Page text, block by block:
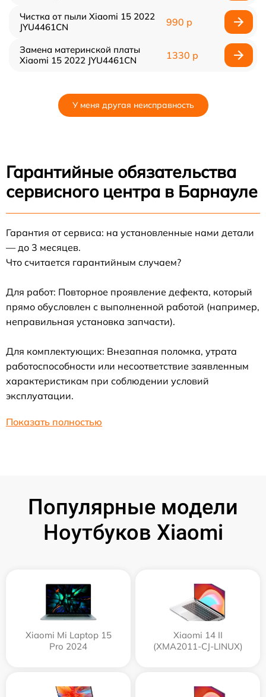
Чистка от пыли Xiaomi 15 2022
JYU4461CN
990 р
Замена материнской платы
Xiaomi 15 2022 JYU4461CN
1330 р
У меня другая неисправность
Гарантийные обязательства
сервисного центра в Барнауле
Гарантия от сервиса: на установленные нами детали
— до 3 месяцев.
Что считается гарантийным случаем?
Для работ: Повторное проявление дефекта, который
прямо обусловлен с выполненной работой (например,
неправильная установка запчасти).
Для комплектующих: Внезапная поломка, утрата
работоспособности или несоответствие заявленным
характеристикам при соблюдении условий
эксплуатации.
Показать полностью
Популярные модели
Ноутбуков Xiaomi
Xiaomi Mi Laptop 15
Pro 2024
Xiaomi 14 II
(XMA2011-CJ-LINUX)